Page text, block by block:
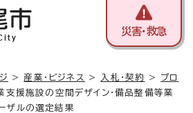
災害・救急
> 産業・ビジネス > 入札・契約 > プロ
援施設の空間デザイン・備品整備等業
ザルの選定結果